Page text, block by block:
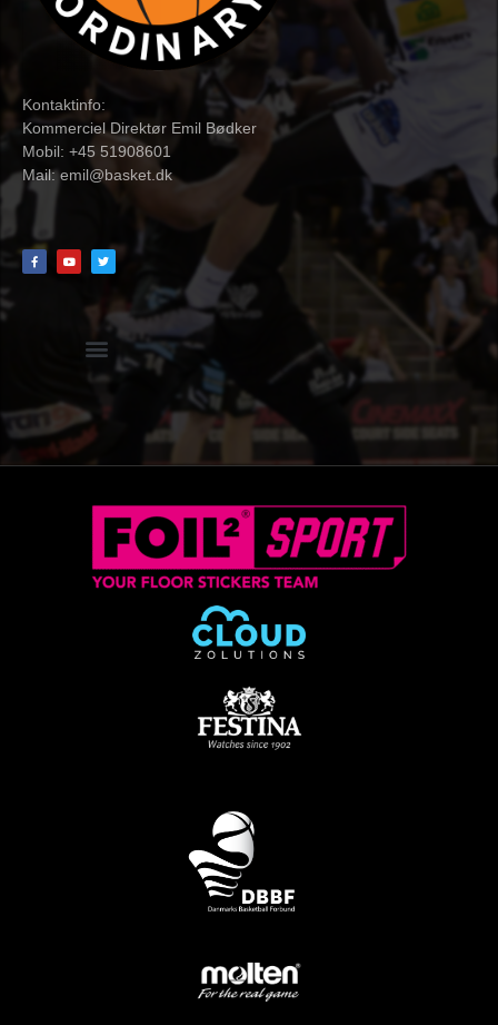
Kontaktinfo:
Kommerciel Direktør Emil Bødker
Mobil: +45 51908601
Mail:emil@basket.dk